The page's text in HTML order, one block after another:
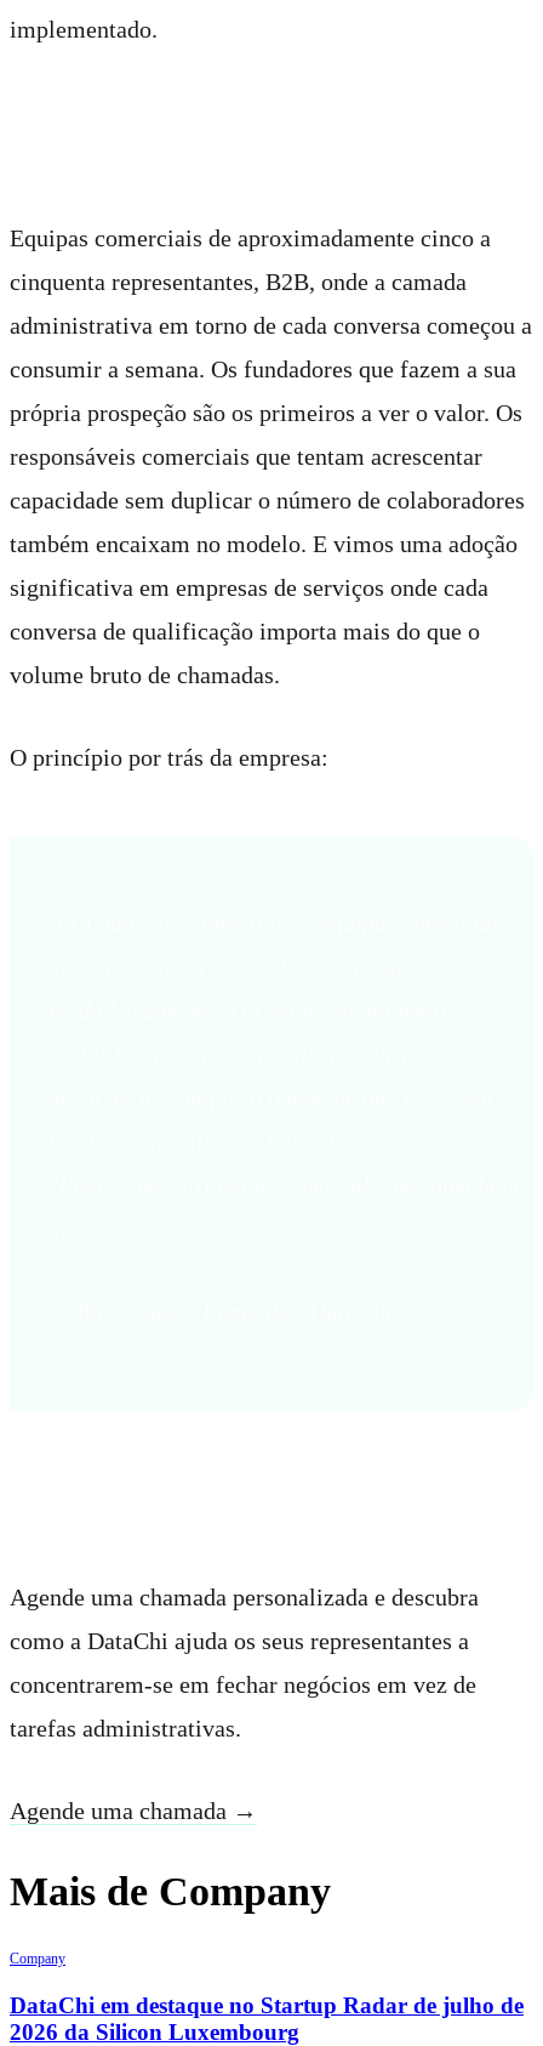
implementado.
Equipas comerciais de aproximadamente cinco a
cinquenta representantes, B2B, onde a camada
administrativa em torno de cada conversa começou a
consumir a semana. Os fundadores que fazem a sua
própria prospeção são os primeiros a ver o valor. Os
responsáveis comerciais que tentam acrescentar
capacidade sem duplicar o número de colaboradores
também encaixam no modelo. E vimos uma adoção
significativa em empresas de serviços onde cada
conversa de qualificação importa mais do que o
volume bruto de chamadas.
O princípio por trás da empresa:
Agende uma chamada personalizada e descubra
como a DataChi ajuda os seus representantes a
concentrarem-se em fechar negócios em vez de
tarefas administrativas.
Agende uma chamada →
Mais de Company
Company
DataChi em destaque no Startup Radar de julho de
2026 da Silicon Luxembourg